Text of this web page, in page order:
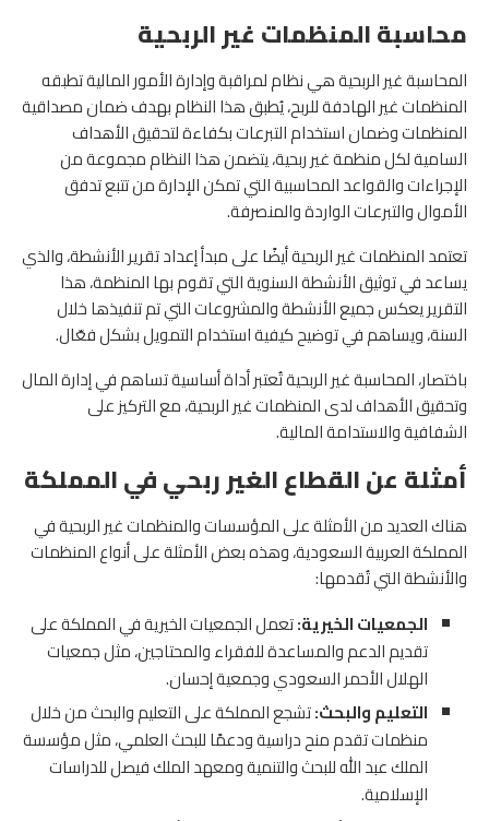
محاسبة المنظمات غير الربحية
المحاسبة غير الربحية هي نظام لمراقبة وإدارة الأمور المالية تطبقه
المنظمات غير الهادفة للربح، يُطبق هذا النظام بهدف ضمان مصداقية
المنظمات وضمان استخدام التبرعات بكفاءة لتحقيق الأهداف
السامية لكل منظمة غير ربحية، يتضمن هذا النظام مجموعة من
الإجراءات والقواعد المحاسبية التي تمكن الإدارة من تتبع تدفق
الأموال والتبرعات الواردة والمنصرفة.
تعتمد المنظمات غير الربحية أيضًا على مبدأ إعداد تقرير الأنشطة، والذي
يساعد في توثيق الأنشطة السنوية التي تقوم بها المنظمة، هذا
التقرير يعكس جميع الأنشطة والمشروعات التي تم تنفيذها خلال
السنة، ويساهم في توضيح كيفية استخدام التمويل بشكل فعّال.
باختصار، المحاسبة غير الربحية تُعتبر أداة أساسية تساهم في إدارة المال
وتحقيق الأهداف لدى المنظمات غير الربحية، مع التركيز على
الشفافية والاستدامة المالية.
أمثلة عن القطاع الغير ربحي في المملكة
هناك العديد من الأمثلة على المؤسسات والمنظمات غير الربحية في
المملكة العربية السعودية، وهذه بعض الأمثلة على أنواع المنظمات
والأنشطة التي تُقدمها:
الجمعيات الخيرية:تعمل الجمعيات الخيرية في المملكة على
تقديم الدعم والمساعدة للفقراء والمحتاجين، مثل جمعيات
الهلال الأحمر السعودي وجمعية إحسان.
التعليم والبحث:تشجع المملكة على التعليم والبحث من خلال
منظمات تقدم منح دراسية ودعمًا للبحث العلمي، مثل مؤسسة
الملك عبد الله للبحث والتنمية ومعهد الملك فيصل للدراسات
الإسلامية.